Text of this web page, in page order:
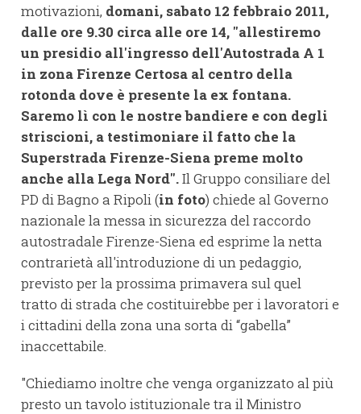
motivazioni, domani, sabato 12 febbraio 2011,
dalle ore 9.30 circa alle ore 14, "allestiremo
un presidio all'ingresso dell'Autostrada A 1
in zona Firenze Certosa al centro della
rotonda dove è presente la ex fontana.
Saremo lì con le nostre bandiere e con degli
striscioni, a testimoniare il fatto che la
Superstrada Firenze-Siena preme molto
anche alla Lega Nord".Il Gruppo consiliare del
PD di Bagno a Ripoli (in foto) chiede al Governo
nazionale la messa in sicurezza del raccordo
autostradale Firenze-Siena ed esprime la netta
contrarietà all'introduzione di un pedaggio,
previsto per la prossima primavera sul quel
tratto di strada che costituirebbe per i lavoratori e
i cittadini della zona una sorta di “gabella”
inaccettabile.
"Chiediamo inoltre che venga organizzato al più
presto un tavolo istituzionale tra il Ministro